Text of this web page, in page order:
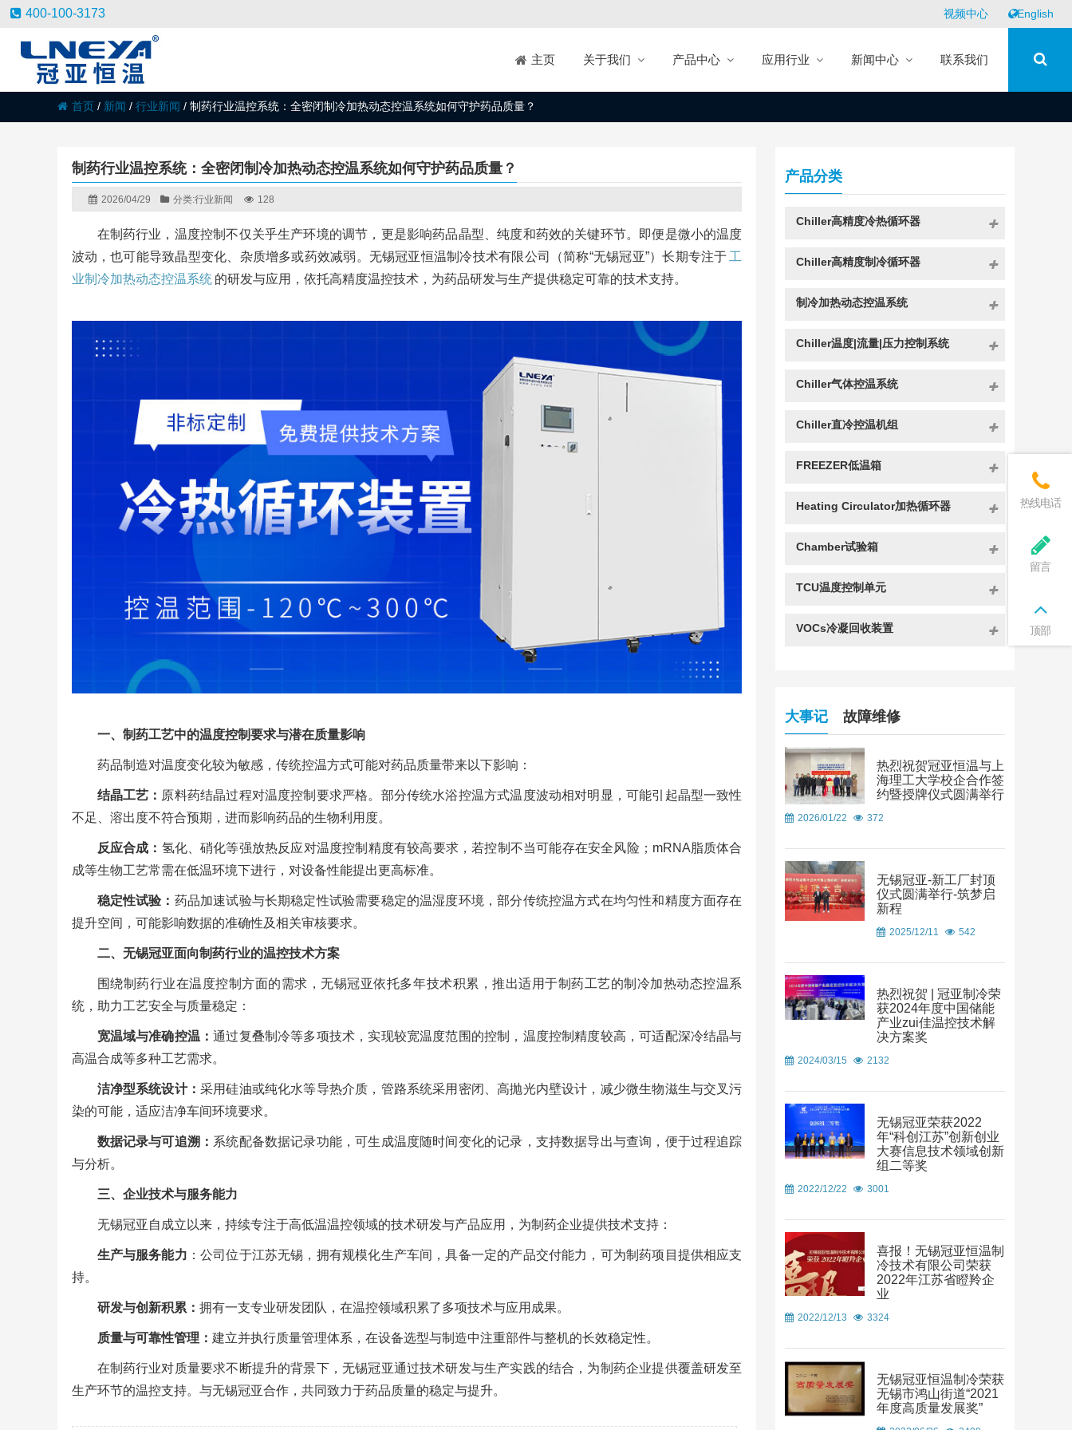
400-100-3173 视频中心 English
主页 关于我们 产品中心 应用行业 新闻中心 联系我们
首页 / 新闻 / 行业新闻 / 制药行业温控系统：全密闭制冷加热动态控温系统如何守护药品质量？
制药行业温控系统：全密闭制冷加热动态控温系统如何守护药品质量？
2026/04/29 分类:行业新闻 128
在制药行业，温度控制不仅关乎生产环境的调节，更是影响药品晶型、纯度和药效的关键环节。即便是微小的温度
波动，也可能导致晶型变化、杂质增多或药效减弱。无锡冠亚恒温制冷技术有限公司（简称“无锡冠亚”）长期专注于 工
业制冷加热动态控温系统 的研发与应用，依托高精度温控技术，为药品研发与生产提供稳定可靠的技术支持。
一、制药工艺中的温度控制要求与潜在质量影响
药品制造对温度变化较为敏感，传统控温方式可能对药品质量带来以下影响：
结晶工艺： 原料药结晶过程对温度控制要求严格。部分传统水浴控温方式温度波动相对明显，可能引起晶型一致性
不足、溶出度不符合预期，进而影响药品的生物利用度。
反应合成： 氢化、硝化等强放热反应对温度控制精度有较高要求，若控制不当可能存在安全风险；mRNA脂质体合
成等生物工艺常需在低温环境下进行，对设备性能提出更高标准。
稳定性试验： 药品加速试验与长期稳定性试验需要稳定的温湿度环境，部分传统控温方式在均匀性和精度方面存在
提升空间，可能影响数据的准确性及相关审核要求。
二、无锡冠亚面向制药行业的温控技术方案
围绕制药行业在温度控制方面的需求，无锡冠亚依托多年技术积累，推出适用于制药工艺的制冷加热动态控温系
统，助力工艺安全与质量稳定：
宽温域与准确控温：通过复叠制冷等多项技术，实现较宽温度范围的控制，温度控制精度较高，可适配深冷结晶与
高温合成等多种工艺需求。
洁净型系统设计： 采用硅油或纯化水等导热介质，管路系统采用密闭、高抛光内壁设计，减少微生物滋生与交叉污
染的可能，适应洁净车间环境要求。
数据记录与可追溯： 系统配备数据记录功能，可生成温度随时间变化的记录，支持数据导出与查询，便于过程追踪
与分析。
三、企业技术与服务能力
无锡冠亚自成立以来，持续专注于高低温温控领域的技术研发与产品应用，为制药企业提供技术支持：
生产与服务能力 ：公司位于江苏无锡，拥有规模化生产车间，具备一定的产品交付能力，可为制药项目提供相应支
持。
研发与创新积累： 拥有一支专业研发团队，在温控领域积累了多项技术与应用成果。
质量与可靠性管理： 建立并执行质量管理体系，在设备选型与制造中注重部件与整机的长效稳定性。
在制药行业对质量要求不断提升的背景下，无锡冠亚通过技术研发与生产实践的结合，为制药企业提供覆盖研发至
生产环节的温控支持。与无锡冠亚合作，共同致力于药品质量的稳定与提升。
产品分类
Chiller高精度冷热循环器
Chiller高精度制冷循环器
制冷加热动态控温系统
Chiller温度|流量|压力控制系统
Chiller气体控温系统
Chiller直冷控温机组
FREEZER低温箱
Heating Circulator加热循环器
Chamber试验箱
TCU温度控制单元
VOCs冷凝回收装置
大事记 故障维修
热烈祝贺冠亚恒温与上
海理工大学校企合作签
约暨授牌仪式圆满举行
2026/01/22 372
无锡冠亚-新工厂封顶
仪式圆满举行-筑梦启
新程
2025/12/11 542
热烈祝贺 | 冠亚制冷荣
获2024年度中国储能
产业zui佳温控技术解
决方案奖
2024/03/15 2132
无锡冠亚荣获2022
年“科创江苏”创新创业
大赛信息技术领域创新
组二等奖
2022/12/22 3001
喜报！无锡冠亚恒温制
冷技术有限公司荣获
2022年江苏省瞪羚企
业
2022/12/13 3324
无锡冠亚恒温制冷荣获
无锡市鸿山街道“2021
年度高质量发展奖”
热线电话
留言
顶部